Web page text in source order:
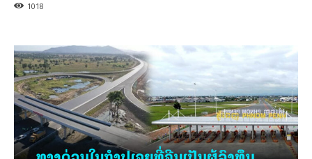
1018